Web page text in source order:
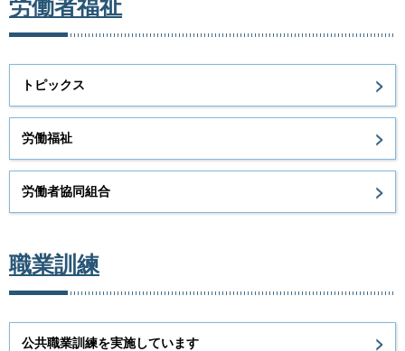
労働者福祉
トピックス
労働福祉
労働者協同組合
職業訓練
公共職業訓練を実施しています